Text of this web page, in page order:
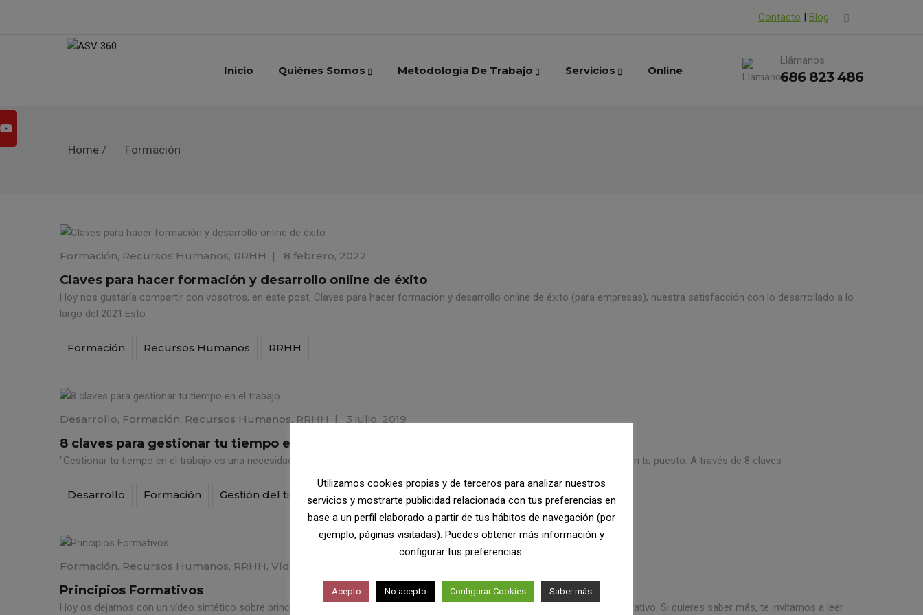
Contacto | Blog
Inicio Quiénes Somos Metodología De Trabajo Servicios Online
Llámanos
686 823 486
Home / Formación
Formación, Recursos Humanos, RRHH | 8 febrero, 2022
Claves para hacer formación y desarrollo online de éxito
Hoy nos gustaría compartir con vosotros, en este post, Claves para hacer formación y desarrollo online de éxito (para empresas), nuestra satisfacción con lo desarrollado a lo
largo del 2021.Esto
Formación Recursos Humanos RRHH
Desarrollo, Formación, Recursos Humanos, RRHH | 3 julio, 2019
8 claves para gestionar tu tiempo en el trabajo
"Gestionar tu tiempo en el trabajo es una necesidad para evitar tener la sensación de que estás más tiempo del que quisieras en tu puesto. A través de 8 claves
Desarrollo Formación Gestión del tiempo Recursos Humanos RRHH Selección
Formación, Recursos Humanos, RRHH, Vídeos
Principios Formativos
Hoy os dejamos con un vídeo sintético sobre principios formativos que siempre se han de tener en cuenta en el ámbito corporativo. Si quieres saber más, te invitamos a leer
Utilizamos cookies propias y de terceros para analizar nuestros
servicios y mostrarte publicidad relacionada con tus preferencias en
base a un perfil elaborado a partir de tus hábitos de navegación (por
ejemplo, páginas visitadas). Puedes obtener más información y
configurar tus preferencias.
Acepto No acepto Configurar Cookies Saber más